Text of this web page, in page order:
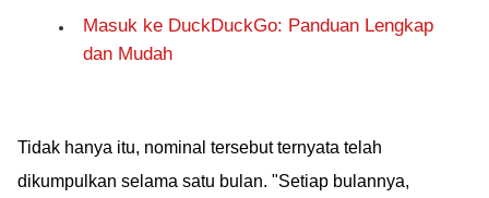
Masuk ke DuckDuckGo: Panduan Lengkap
dan Mudah
Tidak hanya itu, nominal tersebut ternyata telah
dikumpulkan selama satu bulan. "Setiap bulannya,